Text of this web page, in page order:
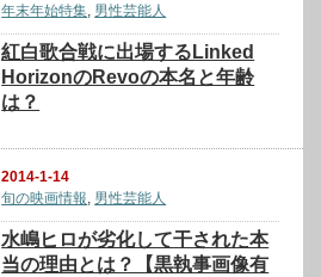
年末年始特集, 男性芸能人
紅白歌合戦に出場するLinked
HorizonのRevoの本名と年齢
は？
2014-1-14
旬の映画情報, 男性芸能人
水嶋ヒロが劣化して干された本
当の理由とは？【黒執事画像有